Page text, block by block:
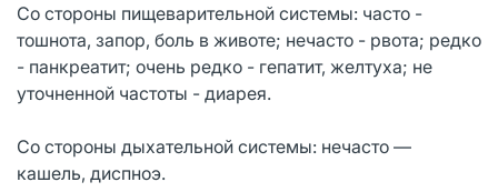
Со стороны пищеварительной системы: часто -
тошнота, запор, боль в животе; нечасто - рвота; редко
- панкреатит; очень редко - гепатит, желтуха; не
уточненной частоты - диарея.
Со стороны дыхательной системы: нечасто —
кашель, диспноэ.